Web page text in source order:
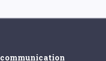
communication